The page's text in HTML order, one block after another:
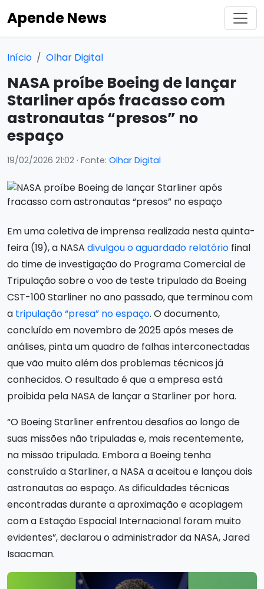
Apende News
Início Olhar Digital
NASA proíbe Boeing de lançar
Starliner após fracasso com
astronautas “presos” no
espaço
19/02/2026 21:02 · Fonte: Olhar Digital
Em uma coletiva de imprensa realizada nesta quinta-
feira (19), a NASA divulgou o aguardado relatório final
do time de investigação do Programa Comercial de
Tripulação sobre o voo de teste tripulado da Boeing
CST-100 Starliner no ano passado, que terminou com
a tripulação “presa” no espaço. O documento,
concluído em novembro de 2025 após meses de
análises, pinta um quadro de falhas interconectadas
que vão muito além dos problemas técnicos já
conhecidos. O resultado é que a empresa está
proibida pela NASA de lançar a Starliner por hora.
“O Boeing Starliner enfrentou desafios ao longo de
suas missões não tripuladas e, mais recentemente,
na missão tripulada. Embora a Boeing tenha
construído a Starliner, a NASA a aceitou e lançou dois
astronautas ao espaço. As dificuldades técnicas
encontradas durante a aproximação e acoplagem
com a Estação Espacial Internacional foram muito
evidentes”, declarou o administrador da NASA, Jared
Isaacman.